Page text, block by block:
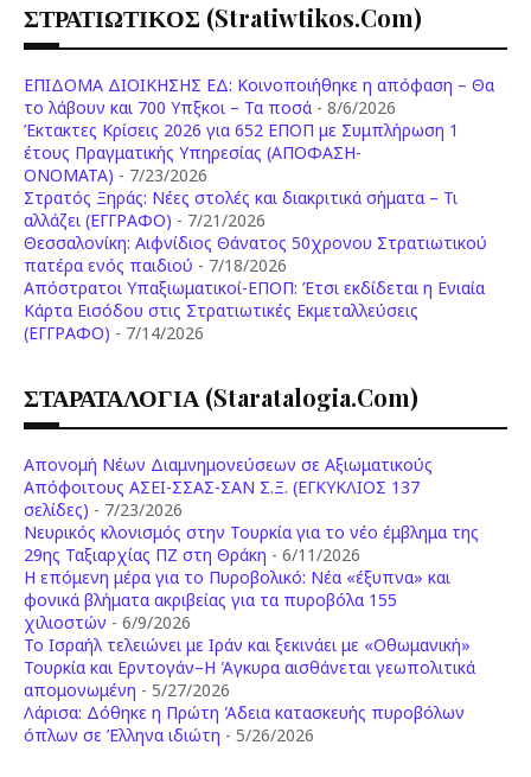
ΣΤΡΑΤΙΩΤΙΚΟΣ (stratiwtikos.com)
ΕΠΙΔΟΜΑ ΔΙΟΙΚΗΣΗΣ ΕΔ: Κοινοποιήθηκε η απόφαση – Θα
το λάβουν και 700 Υπξκοι – Τα ποσά - 8/6/2026
Έκτακτες Κρίσεις 2026 για 652 ΕΠΟΠ με Συμπλήρωση 1
έτους Πραγματικής Υπηρεσίας (ΑΠΟΦΑΣΗ-
ONOMATA) - 7/23/2026
Στρατός Ξηράς: Νέες στολές και διακριτικά σήματα – Τι
αλλάζει (ΕΓΓΡΑΦΟ) - 7/21/2026
Θεσσαλονίκη: Αιφνίδιος Θάνατος 50χρονου Στρατιωτικού
πατέρα ενός παιδιού - 7/18/2026
Απόστρατοι Υπαξιωματικοί-ΕΠΟΠ: Έτσι εκδίδεται η Ενιαία
Κάρτα Εισόδου στις Στρατιωτικές Εκμεταλλεύσεις
(ΕΓΓΡΑΦΟ) - 7/14/2026
ΣΤΑΡΑΤΑΛΟΓΙΑ (staratalogia.com)
Απονομή Νέων Διαμνημονεύσεων σε Αξιωματικούς
Απόφοιτους ΑΣΕΙ-ΣΣΑΣ-ΣΑΝ Σ.Ξ. (ΕΓΚΥΚΛΙΟΣ 137
σελίδες) - 7/23/2026
Νευρικός κλονισμός στην Τουρκία για το νέο έμβλημα της
29ης Ταξιαρχίας ΠΖ στη Θράκη - 6/11/2026
Η επόμενη μέρα για το Πυροβολικό: Νέα «έξυπνα» και
φονικά βλήματα ακριβείας για τα πυροβόλα 155
χιλιοστών - 6/9/2026
Το Ισραήλ τελειώνει με Ιράν και ξεκινάει με «Οθωμανική»
Τουρκία και Ερντογάν–Η Άγκυρα αισθάνεται γεωπολιτικά
απομονωμένη - 5/27/2026
Λάρισα: Δόθηκε η Πρώτη Άδεια κατασκευής πυροβόλων
όπλων σε Έλληνα ιδιώτη - 5/26/2026